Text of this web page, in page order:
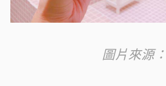
圖片來源：